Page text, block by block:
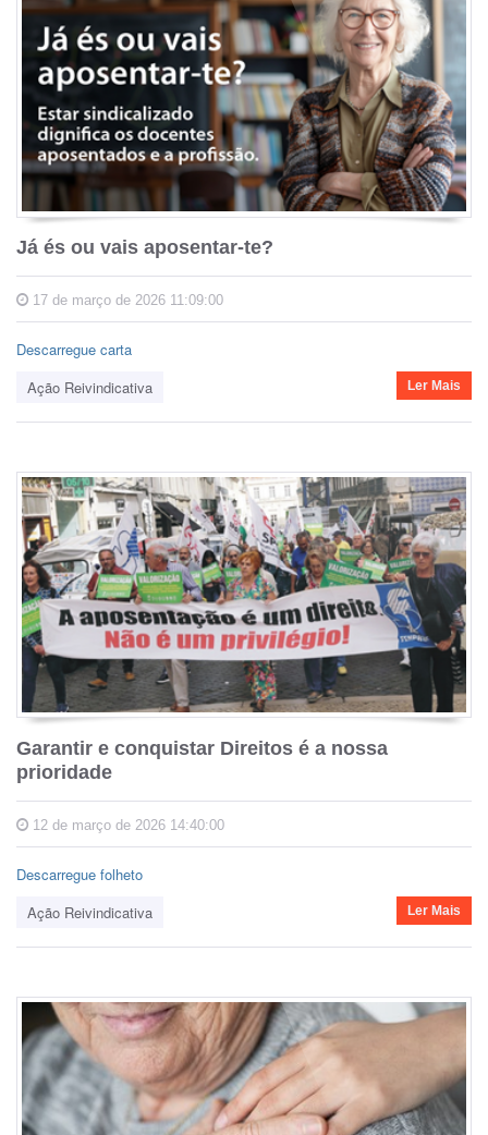
Já és ou vais aposentar-te?
17 de março de 2026 11:09:00
Descarregue carta
Ação Reivindicativa
Ler Mais
Garantir e conquistar Direitos é a nossa
prioridade
12 de março de 2026 14:40:00
Descarregue folheto
Ação Reivindicativa
Ler Mais